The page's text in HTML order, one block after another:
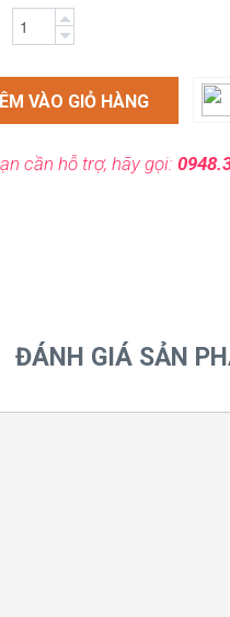
VÀO GIỎ HÀNG
cần hỗ trợ, hãy gọi:
ĐÁNH GIÁ SẢN